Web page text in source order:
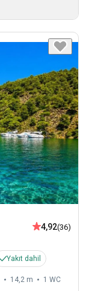
4,92(36)
Yakıt dahil
14,2 m 1 WC